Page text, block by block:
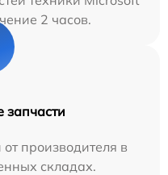
2 часов.
запчасти
производителя в
складах.